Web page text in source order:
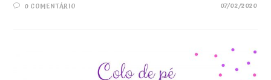
0 COMENTÁRIO 07/02/2020